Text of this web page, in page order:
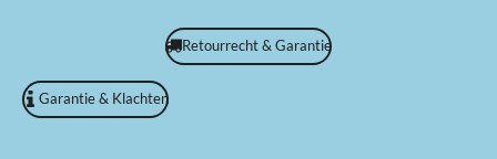
Retourrecht & Garantie
Garantie & Klachten